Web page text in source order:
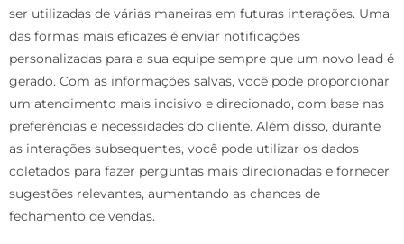
ser utilizadas de várias maneiras em futuras interações. Uma
das formas mais eficazes é enviar notificações
personalizadas para a sua equipe sempre que um novo lead é
gerado. Com as informações salvas, você pode proporcionar
um atendimento mais incisivo e direcionado, com base nas
preferências e necessidades do cliente. Além disso, durante
as interações subsequentes, você pode utilizar os dados
coletados para fazer perguntas mais direcionadas e fornecer
sugestões relevantes, aumentando as chances de
fechamento de vendas.